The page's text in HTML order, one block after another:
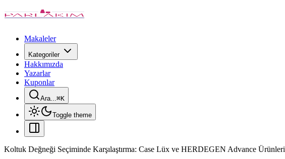
Makaleler
Kategoriler
Hakkımızda
Yazarlar
Kuponlar
Ara...⌘K
Toggle theme
Koltuk Değneği Seçiminde Karşılaştırma: Case Lüx ve HERDEGEN Advance Ürünleri